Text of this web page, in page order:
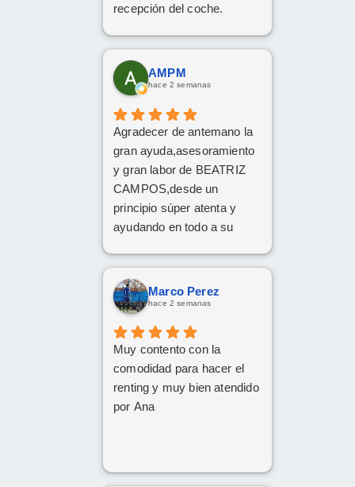
recepción del coche.
nuestras consultas y nos
mantuvo constantemente
informados.
nuevo coche.
AMPM
hace 2 semanas
Agradecer de antemano la
gran ayuda,asesoramiento
y gran labor de BEATRIZ
CAMPOS,desde un
principio súper atenta y
ayudando en todo a su
recomendable,grandes
profesionales
Marco Perez
hace 2 semanas
Muy contento con la
comodidad para hacer el
renting y muy bien atendido
por Ana